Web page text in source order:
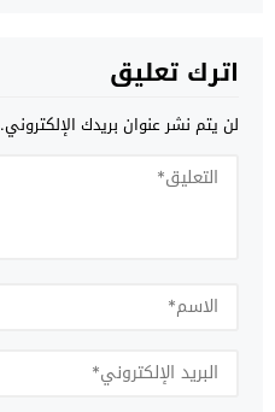
اترك تعليق
لن يتم نشر عنوان بريدك الإلكتروني.